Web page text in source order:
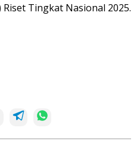
Tingkat Nasional 2025.